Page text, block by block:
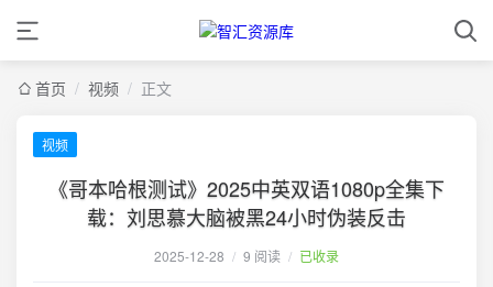
首页 / 视频 / 正文
视频
《哥本哈根测试》2025中英双语1080p全集下
载：刘思慕大脑被黑24小时伪装反击
2025-12-28 / 9 阅读 / 已收录